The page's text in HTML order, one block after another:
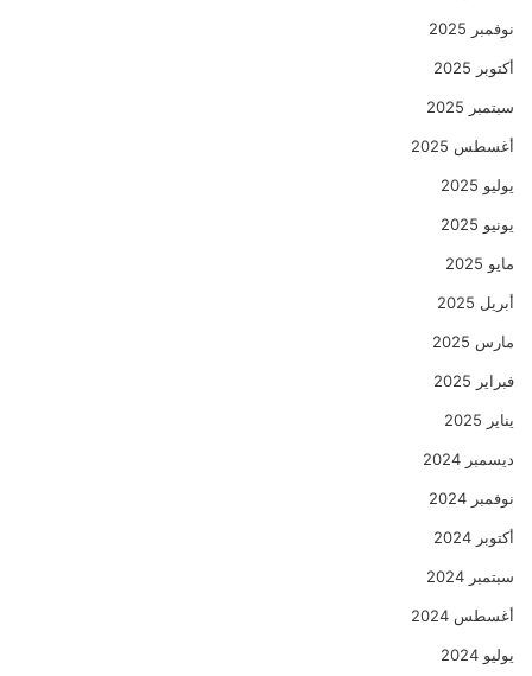
نوفمبر 2025
أكتوبر 2025
سبتمبر 2025
أغسطس 2025
يوليو 2025
يونيو 2025
مايو 2025
أبريل 2025
مارس 2025
فبراير 2025
يناير 2025
ديسمبر 2024
نوفمبر 2024
أكتوبر 2024
سبتمبر 2024
أغسطس 2024
يوليو 2024